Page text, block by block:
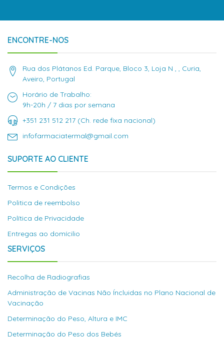
ENCONTRE-NOS
Rua dos Plátanos Ed. Parque, Bloco 3, Loja N , , Curia,
Aveiro, Portugal
Horário de Trabalho:
9h-20h / 7 dias por semana
+351 231 512 217 (Ch. rede fixa nacional)
infofarmaciatermal@gmail.com
SUPORTE AO CLIENTE
Termos e Condições
Politica de reembolso
Política de Privacidade
Entregas ao domícilio
SERVIÇOS
Recolha de Radiografias
Administração de Vacinas Não Íncluidas no Plano Nacional de
Vacinação
Determinação do Peso, Altura e IMC
Determinação do Peso dos Bebés